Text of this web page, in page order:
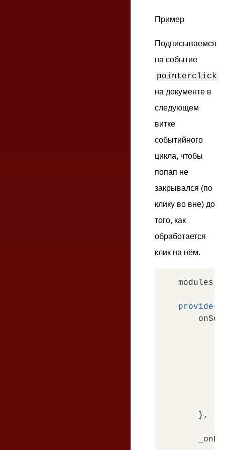
Пример
Подписываемся
на событие
pointerclick
на документе в
следующем
витке
событийного
цикла, чтобы
попап не
закрывался (по
клику во вне) до
того, как
обработается
клик на нём.
modules.
provide
    },